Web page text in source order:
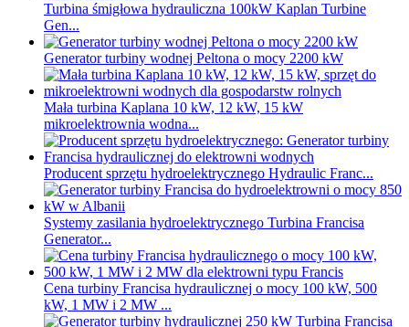
Turbina śmigłowa hydrauliczna 100kW Kaplan Turbine
Gen...
Generator turbiny wodnej Peltona o mocy 2200 kW
Mała turbina Kaplana 10 kW, 12 kW, 15 kW
mikroelektrownia wodna...
Producent sprzętu hydroelektrycznego Hydraulic Franc...
Systemy zasilania hydroelektrycznego Turbina Francisa
Generator...
Cena turbiny Francisa hydraulicznej o mocy 100 kW, 500
kW, 1 MW i 2 MW ...